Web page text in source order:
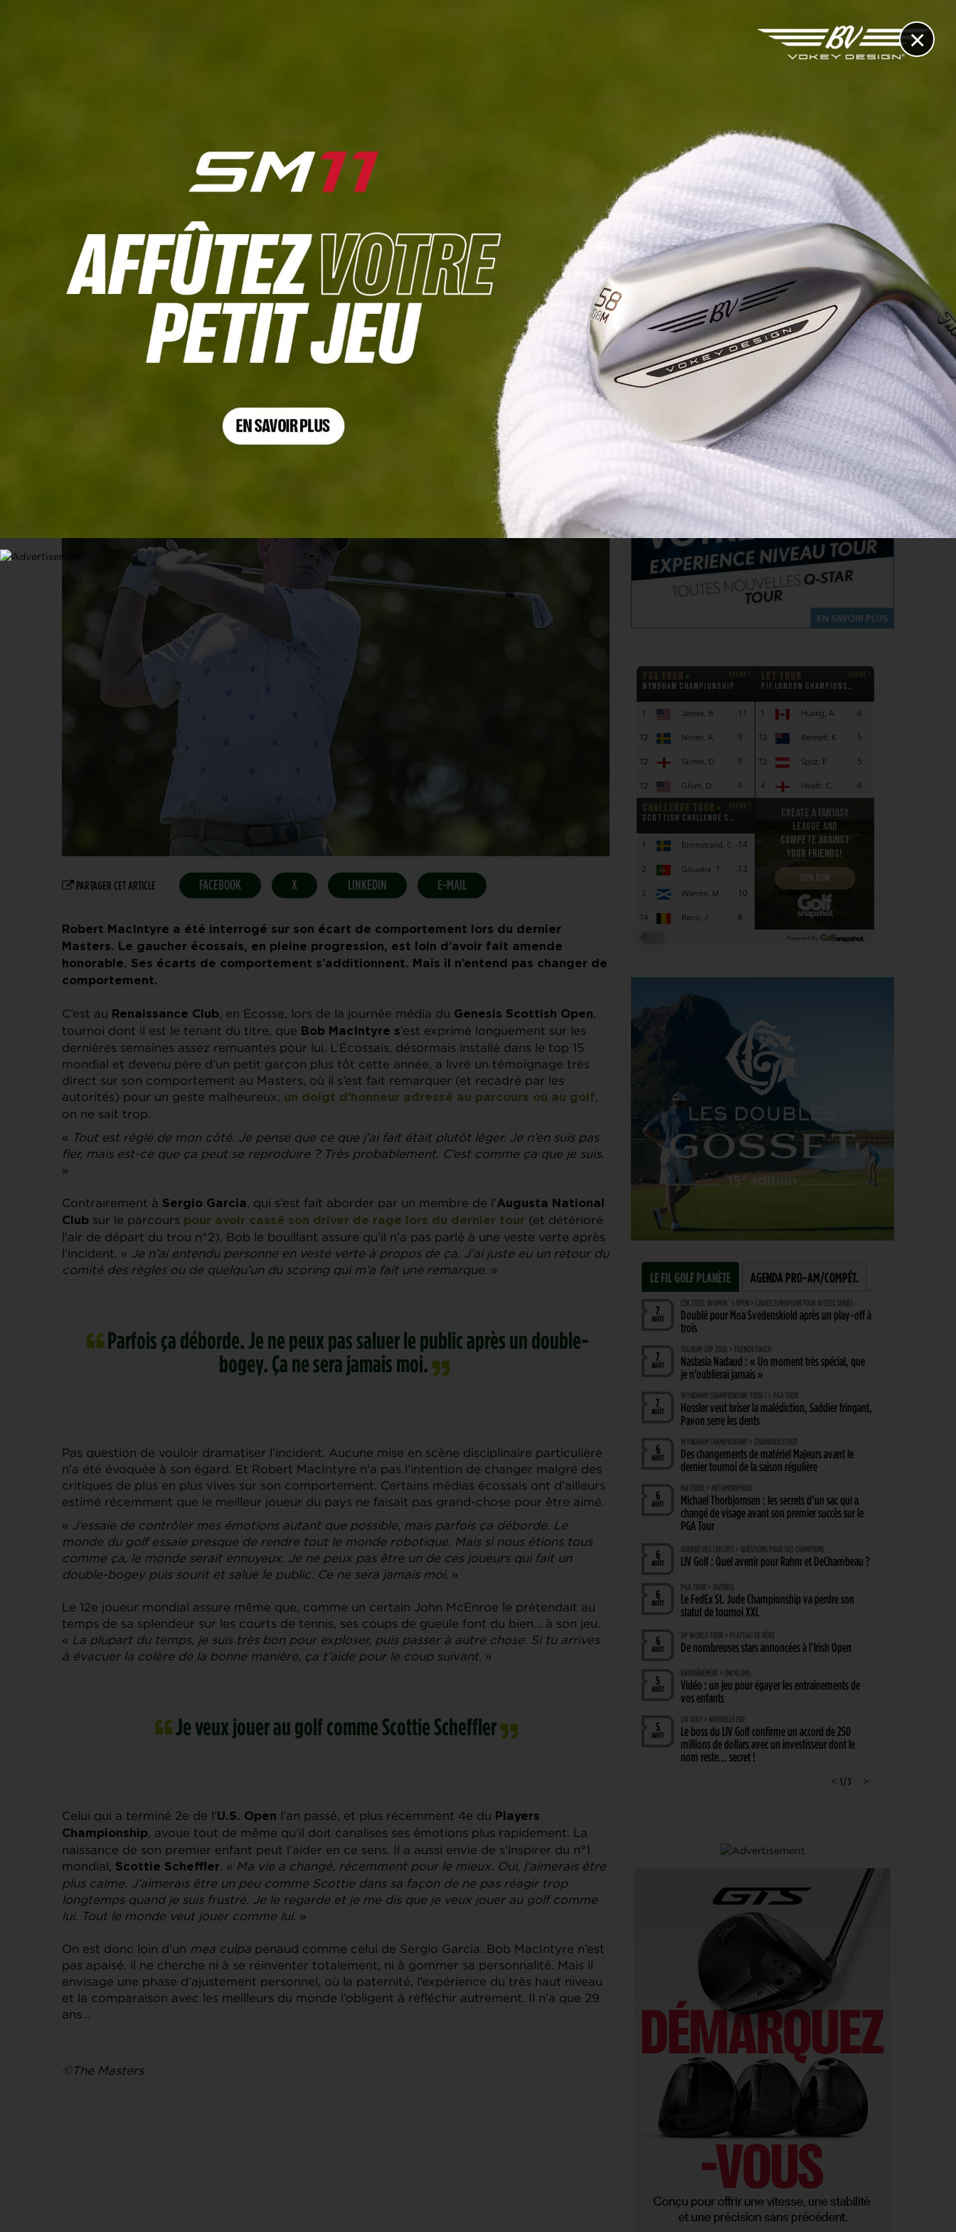
×
Sans regrets, Robert MacIntyre minimise son doigt d’honneur au Masters :
« C’est comme ça que je suis »
PARTAGER CET ARTICLE FACEBOOK X LINKEDIN E-MAIL
Robert MacIntyre a été interrogé sur son écart de comportement lors du dernier
Masters. Le gaucher écossais, en pleine progression, est loin d’avoir fait amende
honorable. Ses écarts de comportement s’additionnent. Mais il n’entend pas changer de
comportement.
C’est au Renaissance Club, en Écosse, lors de la journée média du Genesis Scottish Open,
tournoi dont il est le tenant du titre, que Bob MacIntyre s’est exprimé longuement sur les
dernières semaines assez remuantes pour lui. L’Écossais, désormais installé dans le top 15
mondial et devenu père d’un petit garçon plus tôt cette année, a livré un témoignage très
direct sur son comportement au Masters, où il s’est fait remarquer (et recadré par les
autorités) pour un geste malheureux, un doigt d’honneur adressé au parcours ou au golf,
on ne sait trop.
« Tout est réglé de mon côté. Je pense que ce que j’ai fait était plutôt léger. Je n’en suis pas
fier, mais est-ce que ça peut se reproduire ? Très probablement. C’est comme ça que je suis.
»
Contrairement à Sergio Garcia, qui s’est fait aborder par un membre de l’Augusta National
Club sur le parcours pour avoir cassé son driver de rage lors du dernier tour (et détérioré
l’air de départ du trou n°2), Bob le bouillant assure qu’il n’a pas parlé à une veste verte après
l’incident. « Je n’ai entendu personne en veste verte à propos de ça. J’ai juste eu un retour du
comité des règles ou de quelqu’un du scoring qui m’a fait une remarque. »
Parfois ça déborde. Je ne peux pas saluer le public après un double-
bogey. Ça ne sera jamais moi.
Pas question de vouloir dramatiser l’incident. Aucune mise en scène disciplinaire particulière
n’a été évoquée à son égard. Et Robert MacIntyre n’a pas l’intention de changer malgré des
critiques de plus en plus vives sur son comportement. Certains médias écossais ont d’ailleurs
estimé récemment que le meilleur joueur du pays ne faisait pas grand-chose pour être aimé.
« J’essaie de contrôler mes émotions autant que possible, mais parfois ça déborde. Le
monde du golf essaie presque de rendre tout le monde robotique. Mais si nous étions tous
comme ça, le monde serait ennuyeux. Je ne peux pas être un de ces joueurs qui fait un
double-bogey puis sourit et salue le public. Ce ne sera jamais moi. »
Le 12e joueur mondial assure même que, comme un certain John McEnroe le prétendait au
temps de sa splendeur sur les courts de tennis, ses coups de gueule font du bien… à son jeu.
« La plupart du temps, je suis très bon pour exploser, puis passer à autre chose. Si tu arrives
à évacuer la colère de la bonne manière, ça t’aide pour le coup suivant. »
Je veux jouer au golf comme Scottie Scheffler
Celui qui a terminé 2e de l’U.S. Open l’an passé, et plus récemment 4e du Players
Championship, avoue tout de même qu’il doit canalises ses émotions plus rapidement. La
naissance de son premier enfant peut l’aider en ce sens. Il a aussi envie de s’inspirer du n°1
mondial, Scottie Scheffler. « Ma vie a changé, récemment pour le mieux. Oui, j’aimerais être
plus calme. J’aimerais être un peu comme Scottie dans sa façon de ne pas réagir trop
longtemps quand je suis frustré. Je le regarde et je me dis que je veux jouer au golf comme
lui. Tout le monde veut jouer comme lui. »
On est donc loin d’un mea culpa penaud comme celui de Sergio Garcia. Bob MacIntyre n’est
pas apaisé, il ne cherche ni à se réinventer totalement, ni à gommer sa personnalité. Mais il
envisage une phase d’ajustement personnel, où la paternité, l’expérience du très haut niveau
et la comparaison avec les meilleurs du monde l’obligent à réfléchir autrement. Il n’a que 29
ans…
©The Masters
LE FIL GOLF PLANÈTE AGENDA PRO-AM/COMPÉT.
7
AOÛT
CSK STEEL WOMEN´S OPEN > LADIES EUROPEAN TOUR ACCESS SERIES
Doublé pour Moa Svedenskiold après un play-off à
trois
7
AOÛT
SOLHEIM CUP 2026 > FRENCH TOUCH
Nastasia Nadaud : « Un moment très spécial, que
je n’oublierai jamais »
7
AOÛT
WYNDHAM CHAMPIONSHIP, TOUR 1 > PGA TOUR
Hossler veut briser la malédiction, Saddier fringant,
Pavon serre les dents
6
AOÛT
WYNDHAM CHAMPIONSHIP > CHAMBOULETOUT
Des changements de matériel Majeurs avant le
dernier tournoi de la saison régulière
6
AOÛT
MATÉRIEL > MÉTAMORPHOSE
Michael Thorbjornsen : les secrets d’un sac qui a
changé de visage avant son premier succès sur le
PGA Tour
6
AOÛT
GUERRE DES CIRCUITS > QUESTIONS POUR DES CHAMPIONS
LIV Golf : Quel avenir pour Rahm et DeChambeau ?
6
AOÛT
PGA TOUR > DIVORCE
Le FedEx St. Jude Championship va perdre son
statut de tournoi XXL
6
AOÛT
DP WORLD TOUR > PLATEAU DE RÊVE
De nombreuses stars annoncées à l’Irish Open
5
AOÛT
ENTRAÎNEMENT > ON M(&M)
Vidéo : un jeu pour égayer les entraînements de
vos enfants
5
AOÛT
LIV GOLF > NOUVELLE ÈRE
Le boss du LIV Golf confirme un accord de 250
millions de dollars avec un investisseur dont le
nom reste… secret !
signature au cœur du petit jeu
prochaine Ryder Cup ?
GOLF EN FRANCE > LIEU UNIQUE
L’Évian Resort Golf Club Academy célèbre 20 ans
d’excellence, d’innovation et de transmission
Fin de saison du PGA Tour : Mode d’emploi
4
AOÛT
SAVOIR VIVRE > LA COMPLAINTE DU GOLFEUR
Etiquette : ne cherchez pas d’excuse, tout le monde
s’en fiche !
4
SOLHEIM CUP 2026 > CHOIX
Solheim Cup 2026 : ces cinq joueuses qui restent à
quai malgré leur candidature
SOLHEIM CUP 2026 > QUALIFIÉES !
Angel Yin et Jennifer Kupcho rejoignent Nelly
Cup 2026
PGA TOUR > PÉPITE
Qui est Tommy Morrison, la nouvelle pépite qui
s’apprête à débarquer sur le PGA Tour ?
4
WYNDHAM CHAMPIONSHIP > FEDEXCUP
FedExCup : Bradley, Day, Koepka, Finau… Pavon
et Saddier jouent gros au Wyndham Championship
< >
1 / 3